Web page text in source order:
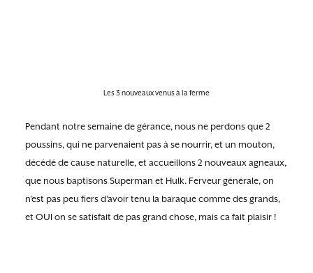
Les 3 nouveaux venus à la ferme
Pendant notre semaine de gérance, nous ne perdons que 2
poussins, qui ne parvenaient pas à se nourrir, et un mouton,
décédé de cause naturelle, et accueillons 2 nouveaux agneaux,
que nous baptisons Superman et Hulk. Ferveur générale, on
n’est pas peu fiers d’avoir tenu la baraque comme des grands,
et OUI on se satisfait de pas grand chose, mais ca fait plaisir !